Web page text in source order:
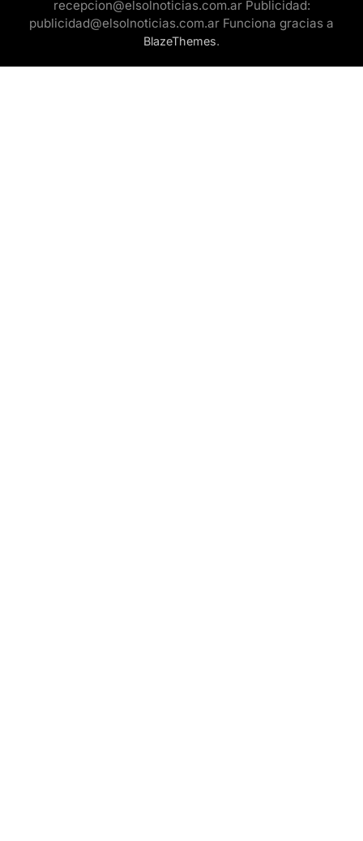
recepcion@elsolnoticias.com.ar Publicidad:
publicidad@elsolnoticias.com.ar Funciona gracias a
BlazeThemes.